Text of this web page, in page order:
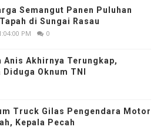
Semangut Panen Puluhan
di Sungai Rasau
PM 0
Anis Akhirnya Terungkap,
Diduga Oknum TNI
Truck Gilas Pengendara Motor
Kepala Pecah